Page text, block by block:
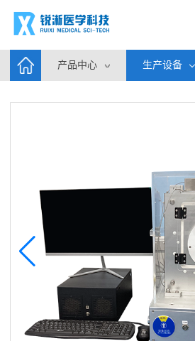
产品中心 生产设备